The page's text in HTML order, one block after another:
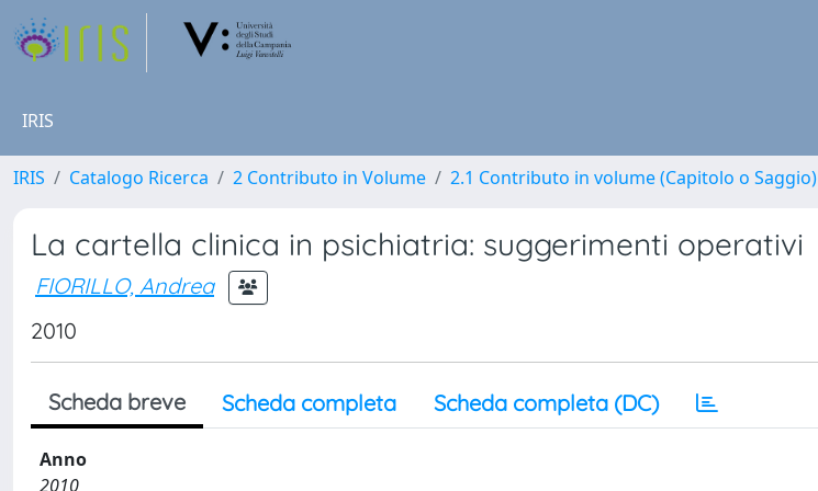
IRIS
IRIS Catalogo Ricerca 2 Contributo in Volume 2.1 Contributo in volume (Capitolo o Saggio)
La cartella clinica in psichiatria: suggerimenti operativi
FIORILLO, Andrea
2010
Scheda breve Scheda completa Scheda completa (DC)
Anno
2010